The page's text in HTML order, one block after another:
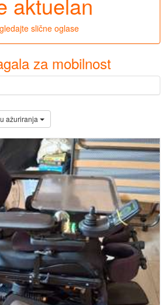
slične oglase
za mobilnost
ažuriranja